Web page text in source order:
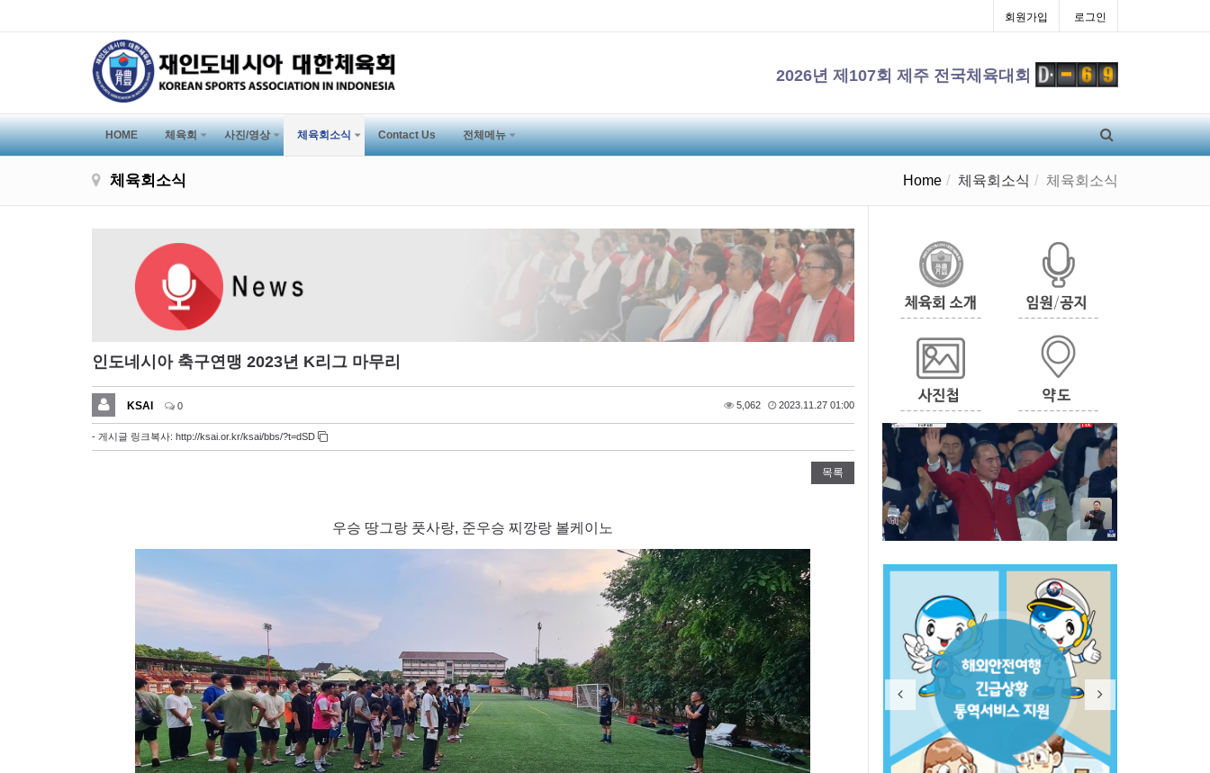
회원가입 로그인
2026년 제107회 제주 전국체육대회
HOME 체육회 사진/영상 체육회소식 Contact Us 전체메뉴
체육회소식 Home 체육회소식 체육회소식
인도네시아 축구연맹 2023년 K리그 마무리
KSAI 0 5,062 2023.11.27 01:00
- 게시글 링크복사: http://ksai.or.kr/ksai/bbs/?t=dSD
목록
우승 땅그랑 풋사랑, 준우승 찌깡랑 볼케이노